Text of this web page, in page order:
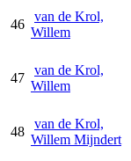
46
van de Krol,
Willem
47
van de Krol,
Willem
48
van de Krol,
Willem Mijndert